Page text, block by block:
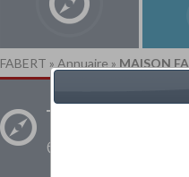
FABERT » Annuaire » MAISON
Trouver un